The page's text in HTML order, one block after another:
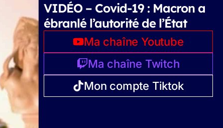
VIDÉO – Covid-19 : Macron a
ébranlé l’autorité de l’État
Ma chaîne Youtube
Ma chaîne Twitch
Mon compte Tiktok